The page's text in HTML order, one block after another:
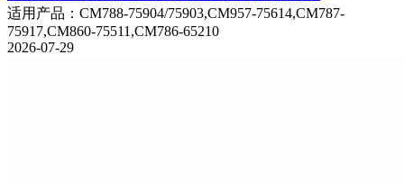
适用产品 ： CM788-75904/75903,CM957-75614,CM787-
75917,CM860-75511,CM786-65210
2026-07-29